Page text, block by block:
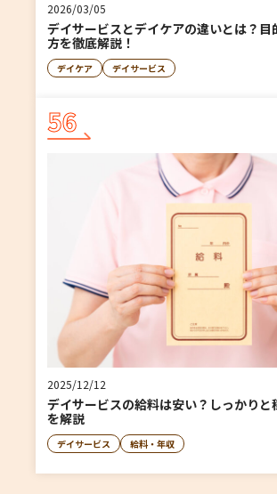
2026/03/05
デイサービスとデイケアの違いとは？目
方を徹底解説！
デイケア デイサービス
56
2025/12/12
デイサービスの給料は安い？しっかりと
を解説
デイサービス 給料・年収